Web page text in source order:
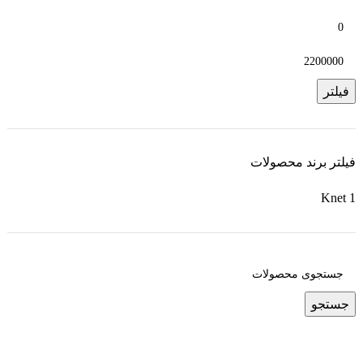
فیلتر
فیلتر برند محصولات
Knet 1
جستجو